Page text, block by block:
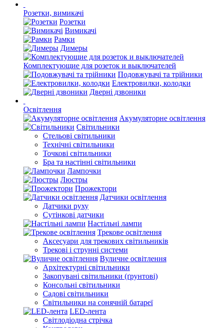
Розетки, вимикачі
Розетки
Вимикачі
Рамки
Димеры
Комплектующие для розеток и выключателей
Подовжувачі та трійники
Електровилки, колодки
Дверні дзвоники
Освітлення
Акумуляторне освітлення
Світильники
Стельові світильники
Технічні світильники
Точкові світильники
Бра та настінні світильники
Лампочки
Люстры
Прожектори
Датчики освітлення
Датчики руху
Сутінкові датчики
Настільні лампи
Трекове освітлення
Аксесуари для трекових світильників
Трекові і струнні системи
Вуличне освітлення
Архітектурні світильники
Закопувані світильники (ґрунтові)
Консольні світильники
Садові світильники
Світильники на сонячній батареї
LED-лента
Світлодіодна стрічка